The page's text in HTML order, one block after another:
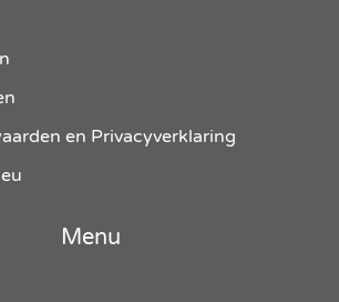
en Privacyverklaring
Menu